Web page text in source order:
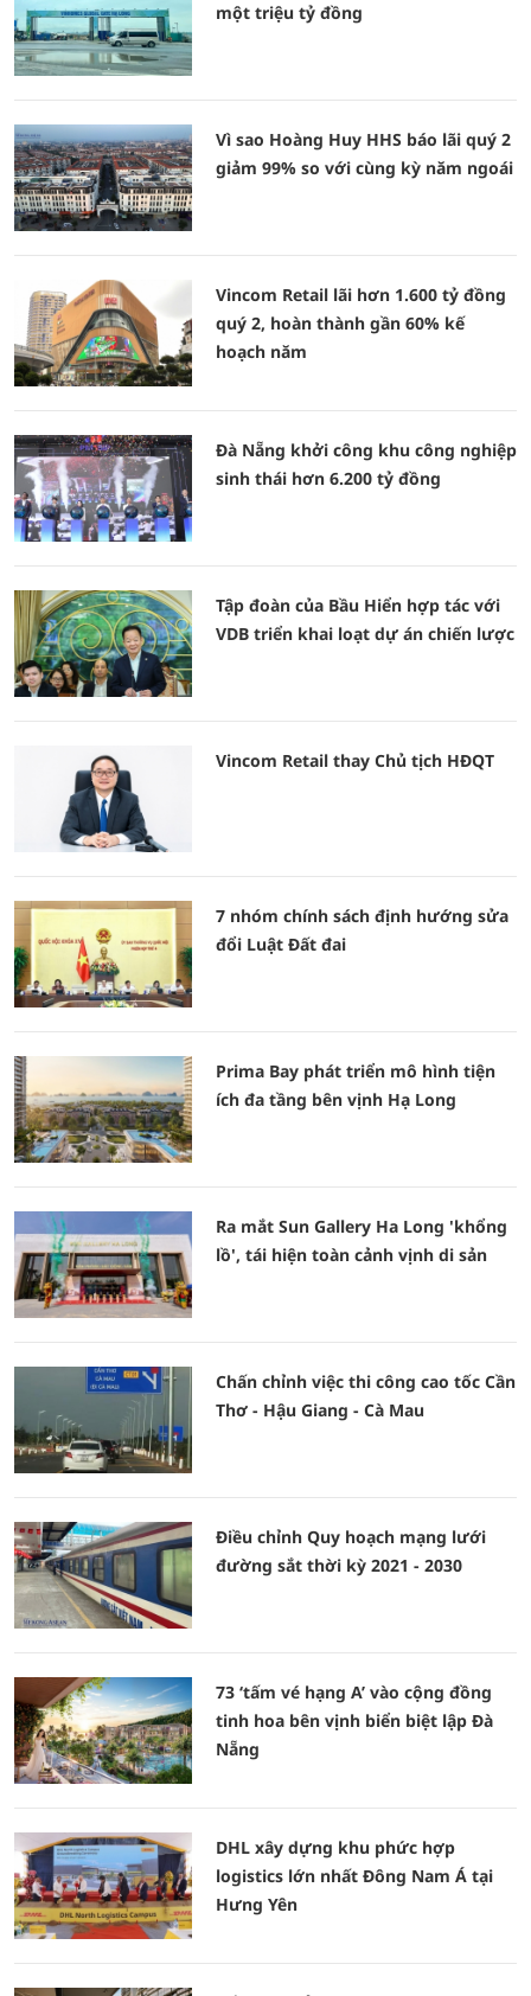
một triệu tỷ đồng
Vì sao Hoàng Huy HHS báo lãi quý 2
giảm 99% so với cùng kỳ năm ngoái
Vincom Retail lãi hơn 1.600 tỷ đồng
quý 2, hoàn thành gần 60% kế
hoạch năm
Đà Nẵng khởi công khu công nghiệp
sinh thái hơn 6.200 tỷ đồng
Tập đoàn của Bầu Hiển hợp tác với
VDB triển khai loạt dự án chiến lược
Vincom Retail thay Chủ tịch HĐQT
7 nhóm chính sách định hướng sửa
đổi Luật Đất đai
Prima Bay phát triển mô hình tiện
ích đa tầng bên vịnh Hạ Long
Ra mắt Sun Gallery Ha Long 'khổng
lồ', tái hiện toàn cảnh vịnh di sản
Chấn chỉnh việc thi công cao tốc Cần
Thơ - Hậu Giang - Cà Mau
Điều chỉnh Quy hoạch mạng lưới
đường sắt thời kỳ 2021 - 2030
73 ‘tấm vé hạng A’ vào cộng đồng
tinh hoa bên vịnh biển biệt lập Đà
Nẵng
DHL xây dựng khu phức hợp
logistics lớn nhất Đông Nam Á tại
Hưng Yên